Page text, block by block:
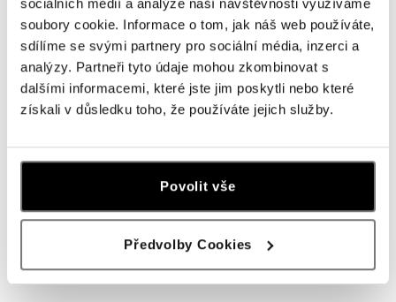
sociálních médií a analýze naší návštěvnosti využíváme
soubory cookie. Informace o tom, jak náš web používáte,
sdílíme se svými partnery pro sociální média, inzerci a
analýzy. Partneři tyto údaje mohou zkombinovat s
dalšími informacemi, které jste jim poskytli nebo které
získali v důsledku toho, že používáte jejich služby.
Povolit vše
Předvolby Cookies
Náhrdelník s diamantem Cat
od 9 589 Kč
Prsten s rhodolitem Bonbon
od 26 620 Kč